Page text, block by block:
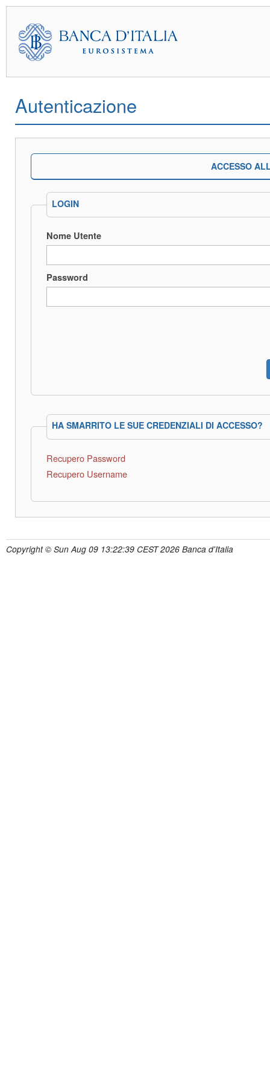
Autenticazione
ACCESSO
LOGIN
Nome Utente
Password
HA SMARRITO LE SUE CREDENZIALI DI ACCESSO?
Recupero Password
Recupero Username
Copyright © Sun Aug 09 13:22:39 CEST 2026 Banca d'Italia